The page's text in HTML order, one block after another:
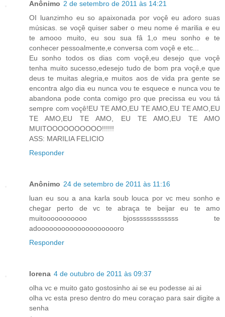
Anônimo 2 de setembro de 2011 às 14:21
OI luanzimho eu so apaixonada por voçê eu adoro suas
músicas. se voçê quiser saber o meu nome é marilia e eu
te amooo muito, eu sou sua fâ 1,o meu sonho e te
conhecer pessoalmente,e conversa com voçê e etc...
Eu sonho todos os dias com voçê,eu desejo que voçê
tenha muito sucesso,edesejo tudo de bom pra voçê,e que
deus te muitas alegria,e muitos aos de vida pra gente se
encontra algo dia eu nunca vou te esquece e nunca vou te
abandona pode conta comigo pro que precissa eu vou tá
sempre com voçê!EU TE AMO,EU TE AMO,EU TE AMO,EU
TE AMO,EU TE AMO, EU TE AMO,EU TE AMO
MUITOOOOOOOOOO!!!!!!
ASS: MARILIA FELICIO
Responder
Anônimo 24 de setembro de 2011 às 11:16
luan eu sou a ana karla soub louca por vc meu sonho e
chegar perto de vc te abraça te beijar eu te amo
muitooooooooooo bjosssssssssssss te
adooooooooooooooooooooro
Responder
lorena 4 de outubro de 2011 às 09:37
olha vc e muito gato gostosinho ai se eu podesse ai ai
olha vc esta preso dentro do meu coraçao para sair digite a
senha